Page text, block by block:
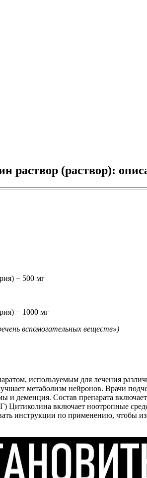
раствор (раствор):
− 500 мг
− 1000 мг
вспомогательных веществ»)
используемым для лечения
метаболизм нейронов. Врачи
и деменция. Состав препарата
Цитиколина включает ноотропные
инструкции по применению, чтобы